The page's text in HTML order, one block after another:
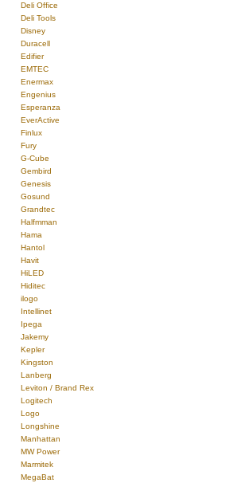
Deli Office
Deli Tools
Disney
Duracell
Edifier
EMTEC
Enermax
Engenius
Esperanza
EverActive
Finlux
Fury
G-Cube
Gembird
Genesis
Gosund
Grandtec
Halfmman
Hama
Hantol
Havit
HiLED
Hiditec
ilogo
Intellinet
Ipega
Jakemy
Kepler
Kingston
Lanberg
Leviton / Brand Rex
Logitech
Logo
Longshine
Manhattan
MW Power
Marmitek
MegaBat